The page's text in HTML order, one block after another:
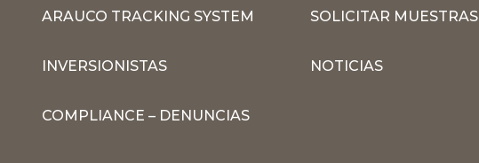
ARAUCO TRACKING SYSTEM SOLICITAR MUESTRAS
INVERSIONISTAS NOTICIAS
COMPLIANCE – DENUNCIAS